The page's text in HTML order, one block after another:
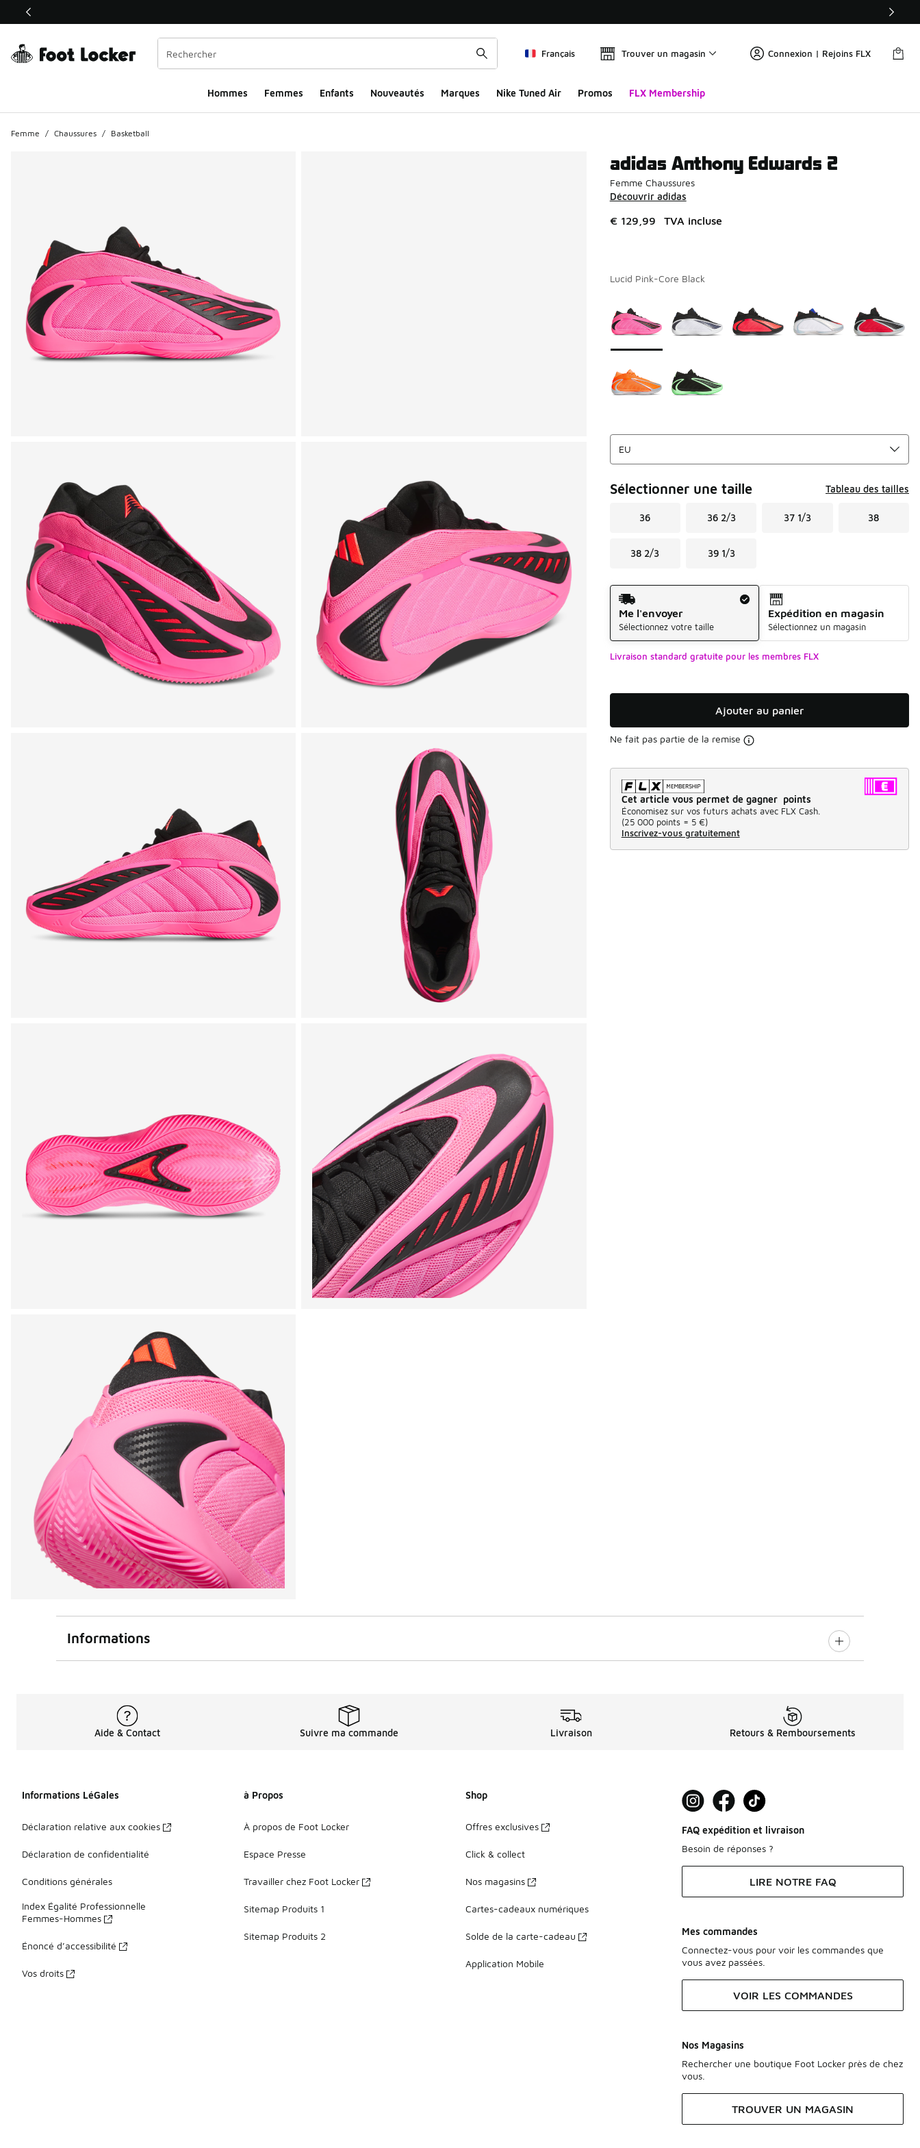
Ce lien ouvrira une nouvelle fenêtre
Français Trouver un magasin Connexion | Rejoins FLX
Hommes​ Femmes Enfants Nouveautés Marques Nike Tuned Air Promos FLX Membership
Femme / Chaussures / Basketball
adidas Anthony Edwards 2
Femme Chaussures
Découvrir adidas
€ 129,99 TVA incluse
Lucid Pink-Core Black
Sélectionner une taille Tableau des tailles
36 36 2/3 37 1/3 38
38 2/3 39 1/3
Mode d'expédition
Me l'envoyer
Sélectionnez votre taille
Expédition en magasin
Sélectionnez un magasin
Livraison standard gratuite pour les membres FLX
Ajouter au panier
Ne fait pas partie de la remise
Cet article vous permet de gagner points
Économisez sur vos futurs achats avec FLX Cash.
(25 000 points = 5 €)
Inscrivez-vous gratuitement
Informations
Aide & Contact Suivre ma commande Livraison Retours & Remboursements
Informations LéGales
Déclaration relative aux cookies
Déclaration de confidentialité
Conditions générales
Index Égalité Professionnelle
Femmes-Hommes
Énoncé d’accessibilité
Vos droits
à Propos
À propos de Foot Locker
Espace Presse
Travailler chez Foot Locker
Sitemap Produits 1
Sitemap Produits 2
Shop
Offres exclusives
Click & collect
Nos magasins
Cartes-cadeaux numériques
Solde de la carte-cadeau
Application Mobile
FAQ expédition et livraison
Besoin de réponses ?
LIRE NOTRE FAQ
Mes commandes
Connectez-vous pour voir les commandes que
vous avez passées.
VOIR LES COMMANDES
Nos Magasins
Rechercher une boutique Foot Locker près de chez
vous.
TROUVER UN MAGASIN